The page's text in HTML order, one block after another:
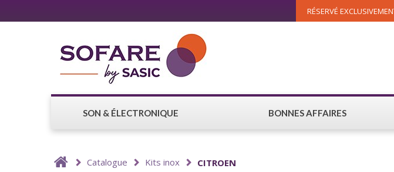
RÉSERVÉ
SON & ÉLECTRONIQUE BONNES AFFAIRES
Catalogue Kits inox CITROEN